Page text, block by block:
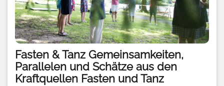
Fasten & Tanz Gemeinsamkeiten,
Parallelen und Schätze aus den
Kraftquellen Fasten und Tanz